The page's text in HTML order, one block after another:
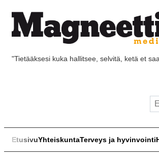
"Tietääksesi kuka hallitsee, selvitä, ketä et
EtusivuYhteiskuntaTerveys ja hyvinvointi